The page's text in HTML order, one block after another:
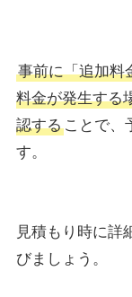
事前に「追加料
料金が発生する
認することで、
す。
見積もり時に詳
びましょう。